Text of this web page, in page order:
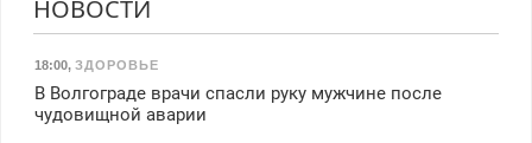
НОВОСТИ
18:00, ЗДОРОВЬЕ
В Волгограде врачи спасли руку мужчине после
чудовищной аварии